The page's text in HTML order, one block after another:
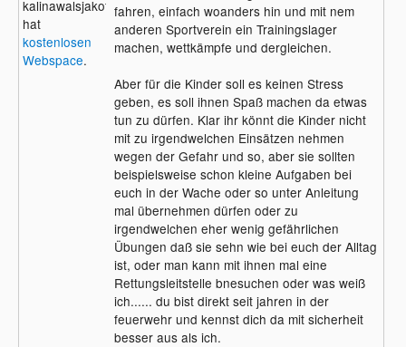
kalinawalsjakoff
hat
kostenlosen
Webspace.
fahren, einfach woanders hin und mit nem
anderen Sportverein ein Trainingslager
machen, wettkämpfe und dergleichen.
Aber für die Kinder soll es keinen Stress
geben, es soll ihnen Spaß machen da etwas
tun zu dürfen. Klar ihr könnt die Kinder nicht
mit zu irgendwelchen Einsätzen nehmen
wegen der Gefahr und so, aber sie sollten
beispielsweise schon kleine Aufgaben bei
euch in der Wache oder so unter Anleitung
mal übernehmen dürfen oder zu
irgendwelchen eher wenig gefährlichen
Übungen daß sie sehn wie bei euch der Alltag
ist, oder man kann mit ihnen mal eine
Rettungsleitstelle bnesuchen oder was weiß
ich...... du bist direkt seit jahren in der
feuerwehr und kennst dich da mit sicherheit
besser aus als ich.